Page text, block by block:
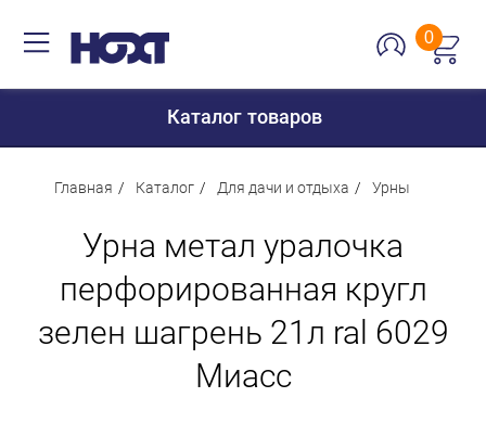
0
Каталог товаров
Для дома
Для кухни
Сантехника
Главная Каталог Для дачи и отдыха Урны
Урна метал уралочка
перфорированная кругл
зелен шагрень 21л ral 6029
Миасс